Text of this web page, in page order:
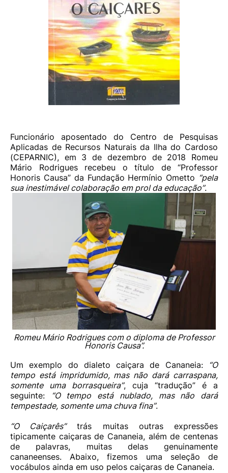
Funcionário aposentado do Centro de Pesquisas
Aplicadas de Recursos Naturais da Ilha do Cardoso
(CEPARNIC), em 3 de dezembro de 2018 Romeu
Mário Rodrigues recebeu o título de “Professor
Honoris Causa” da Fundação Hermínio Ometto “pela
sua inestimável colaboração em prol da educação”.
Romeu Mário Rodrigues com o diploma de Professor
Honoris Causa”.
Um exemplo do dialeto caiçara de Cananeia: “O
tempo está impridumido, mas não dará carraspana,
somente uma borrasqueira”, cuja “tradução” é a
seguinte:
“O tempo está nublado, mas não dará
tempestade, somente uma chuva fina”.
“O Caiçarês”trás muitas outras expressões
tipicamente caiçaras de Cananeia, além de centenas
de palavras, muitas delas genuinamente
cananeenses. Abaixo, fizemos uma seleção de
vocábulos ainda em uso pelos caiçaras de Cananeia.